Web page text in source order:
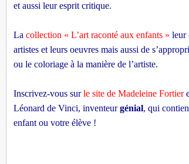
et aussi leur esprit critique.
La collection « L’art raconté aux enfants » leur
artistes et leurs oeuvres mais aussi de
ou le coloriage à la manière de l’artiste.
Inscrivez-vous surle site de Madeleine Fortier
Léonard de Vinci, inventeurgénial, qui
enfant ou votre élève !